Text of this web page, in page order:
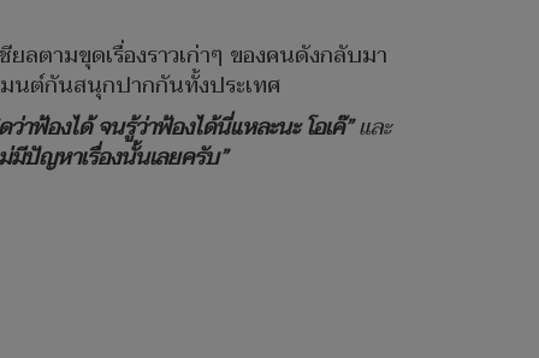
ลตามขุดเรื่องราวเก่าๆ ของคนดังกลับมา
นต์กันสนุกปากกันทั้งประเทศ
าฟ้องได้ จนรู้ว่าฟ้องได้นี่แหละนะ โอเค๊”และ
ปัญหาเรื่องนั้นเลยครับ”